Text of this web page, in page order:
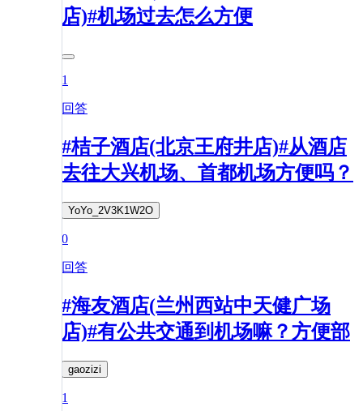
店)#机场过去怎么方便
1
回答
#桔子酒店(北京王府井店)#从酒店
去往大兴机场、首都机场方便吗？
YoYo_2V3K1W2O
0
回答
#海友酒店(兰州西站中天健广场
店)#有公共交通到机场嘛？方便部
gaozizi
1